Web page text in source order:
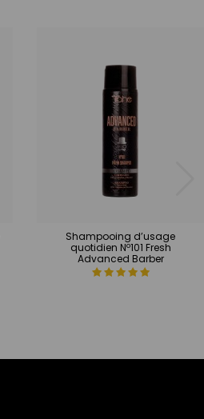
Shampooing d’usage
quotidien Nº101 Fresh
Advanced Barber